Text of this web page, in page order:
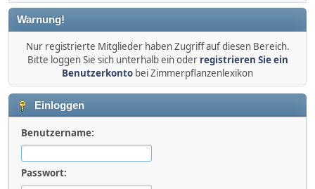
Warnung!
Nur registrierte Mitglieder haben Zugriff auf diesen Bereich.
Bitte loggen Sie sich unterhalb ein oder registrieren Sie ein
Benutzerkonto bei Zimmerpflanzenlexikon
Einloggen
Benutzername:
Passwort: